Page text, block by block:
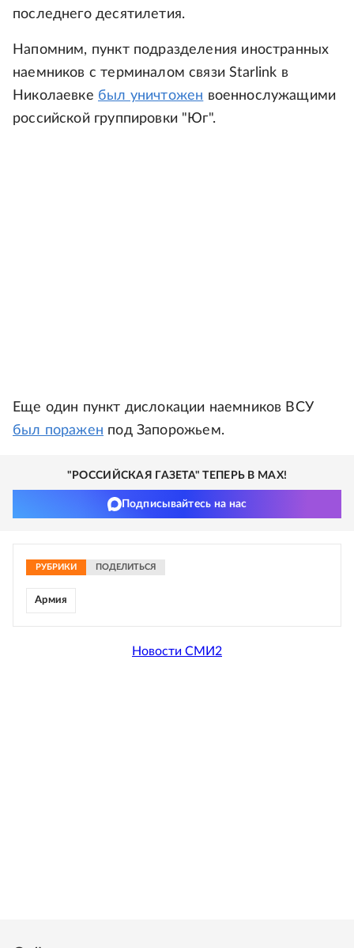
последнего десятилетия.
Напомним, пункт подразделения иностранных
наемников с терминалом связи Starlink в
Николаевке был уничтожен военнослужащими
российской группировки "Юг".
Еще один пункт дислокации наемников ВСУ
был поражен под Запорожьем.
"РОССИЙСКАЯ ГАЗЕТА" ТЕПЕРЬ В MAX!
Подписывайтесь на нас
РУБРИКИ ПОДЕЛИТЬСЯ
Армия
Новости СМИ2